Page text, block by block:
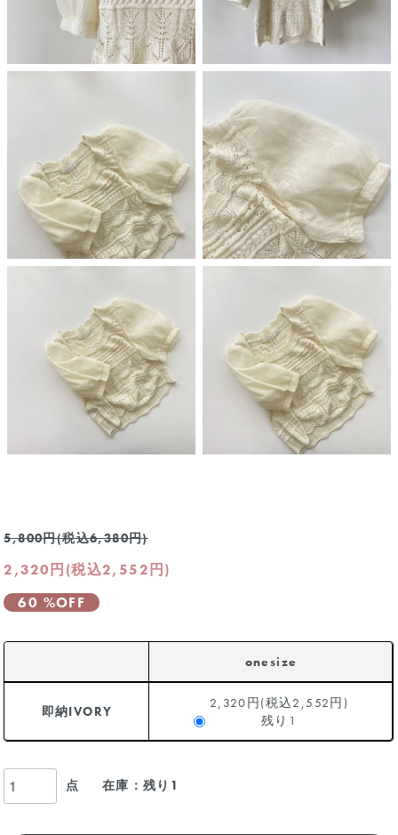
5,800円(税込6,380円)
2,320円(税込2,552円)
60 %OFF
onesize
即納IVORY
2,320円(税込2,552円)
残り1
点 在庫：残り1